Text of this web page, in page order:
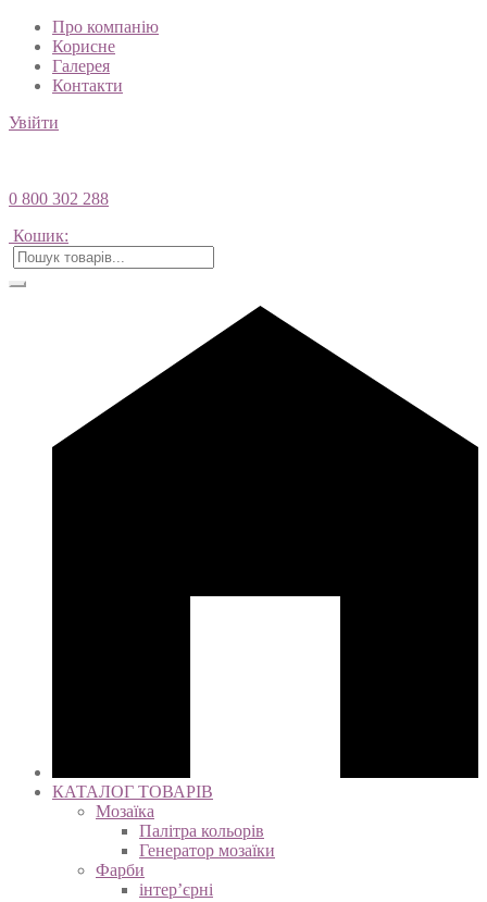
Про компанію
Корисне
Галерея
Контакти
Увійти
0 800 302 288
Кошик:
КАТАЛОГ ТОВАРІВ
Мозаїка
Палітра кольорів
Генератор мозаїки
Фарби
інтер’єрні